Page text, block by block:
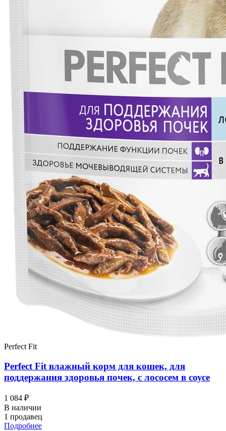
Perfect Fit
Perfect Fit влажный корм для кошек, для
поддержания здоровья почек, с лососем в соусе
1 084 ₽
В наличии
1 продавец
Подробнее